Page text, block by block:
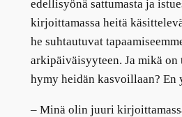
edellisyönä sattumasta ja
kirjoittamassa heitä
he suhtautuvat
arkipäiväisyyteen. Ja mikä on
hymy heidän kasvoillaan? En
–Minä olin juuri